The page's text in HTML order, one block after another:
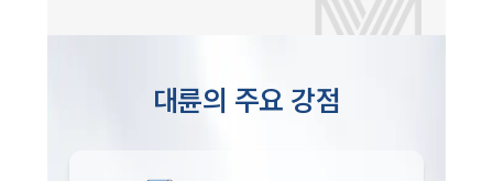
대륜의 주요 강점